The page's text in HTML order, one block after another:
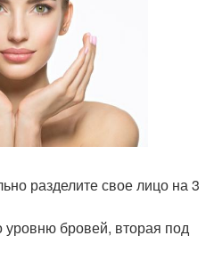
разделите свое лицо на 3
бровей, вторая под